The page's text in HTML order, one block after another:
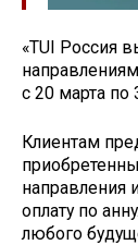
«TUI Россия
с 20 марта по
Клиентам
направления
оплату по
любого